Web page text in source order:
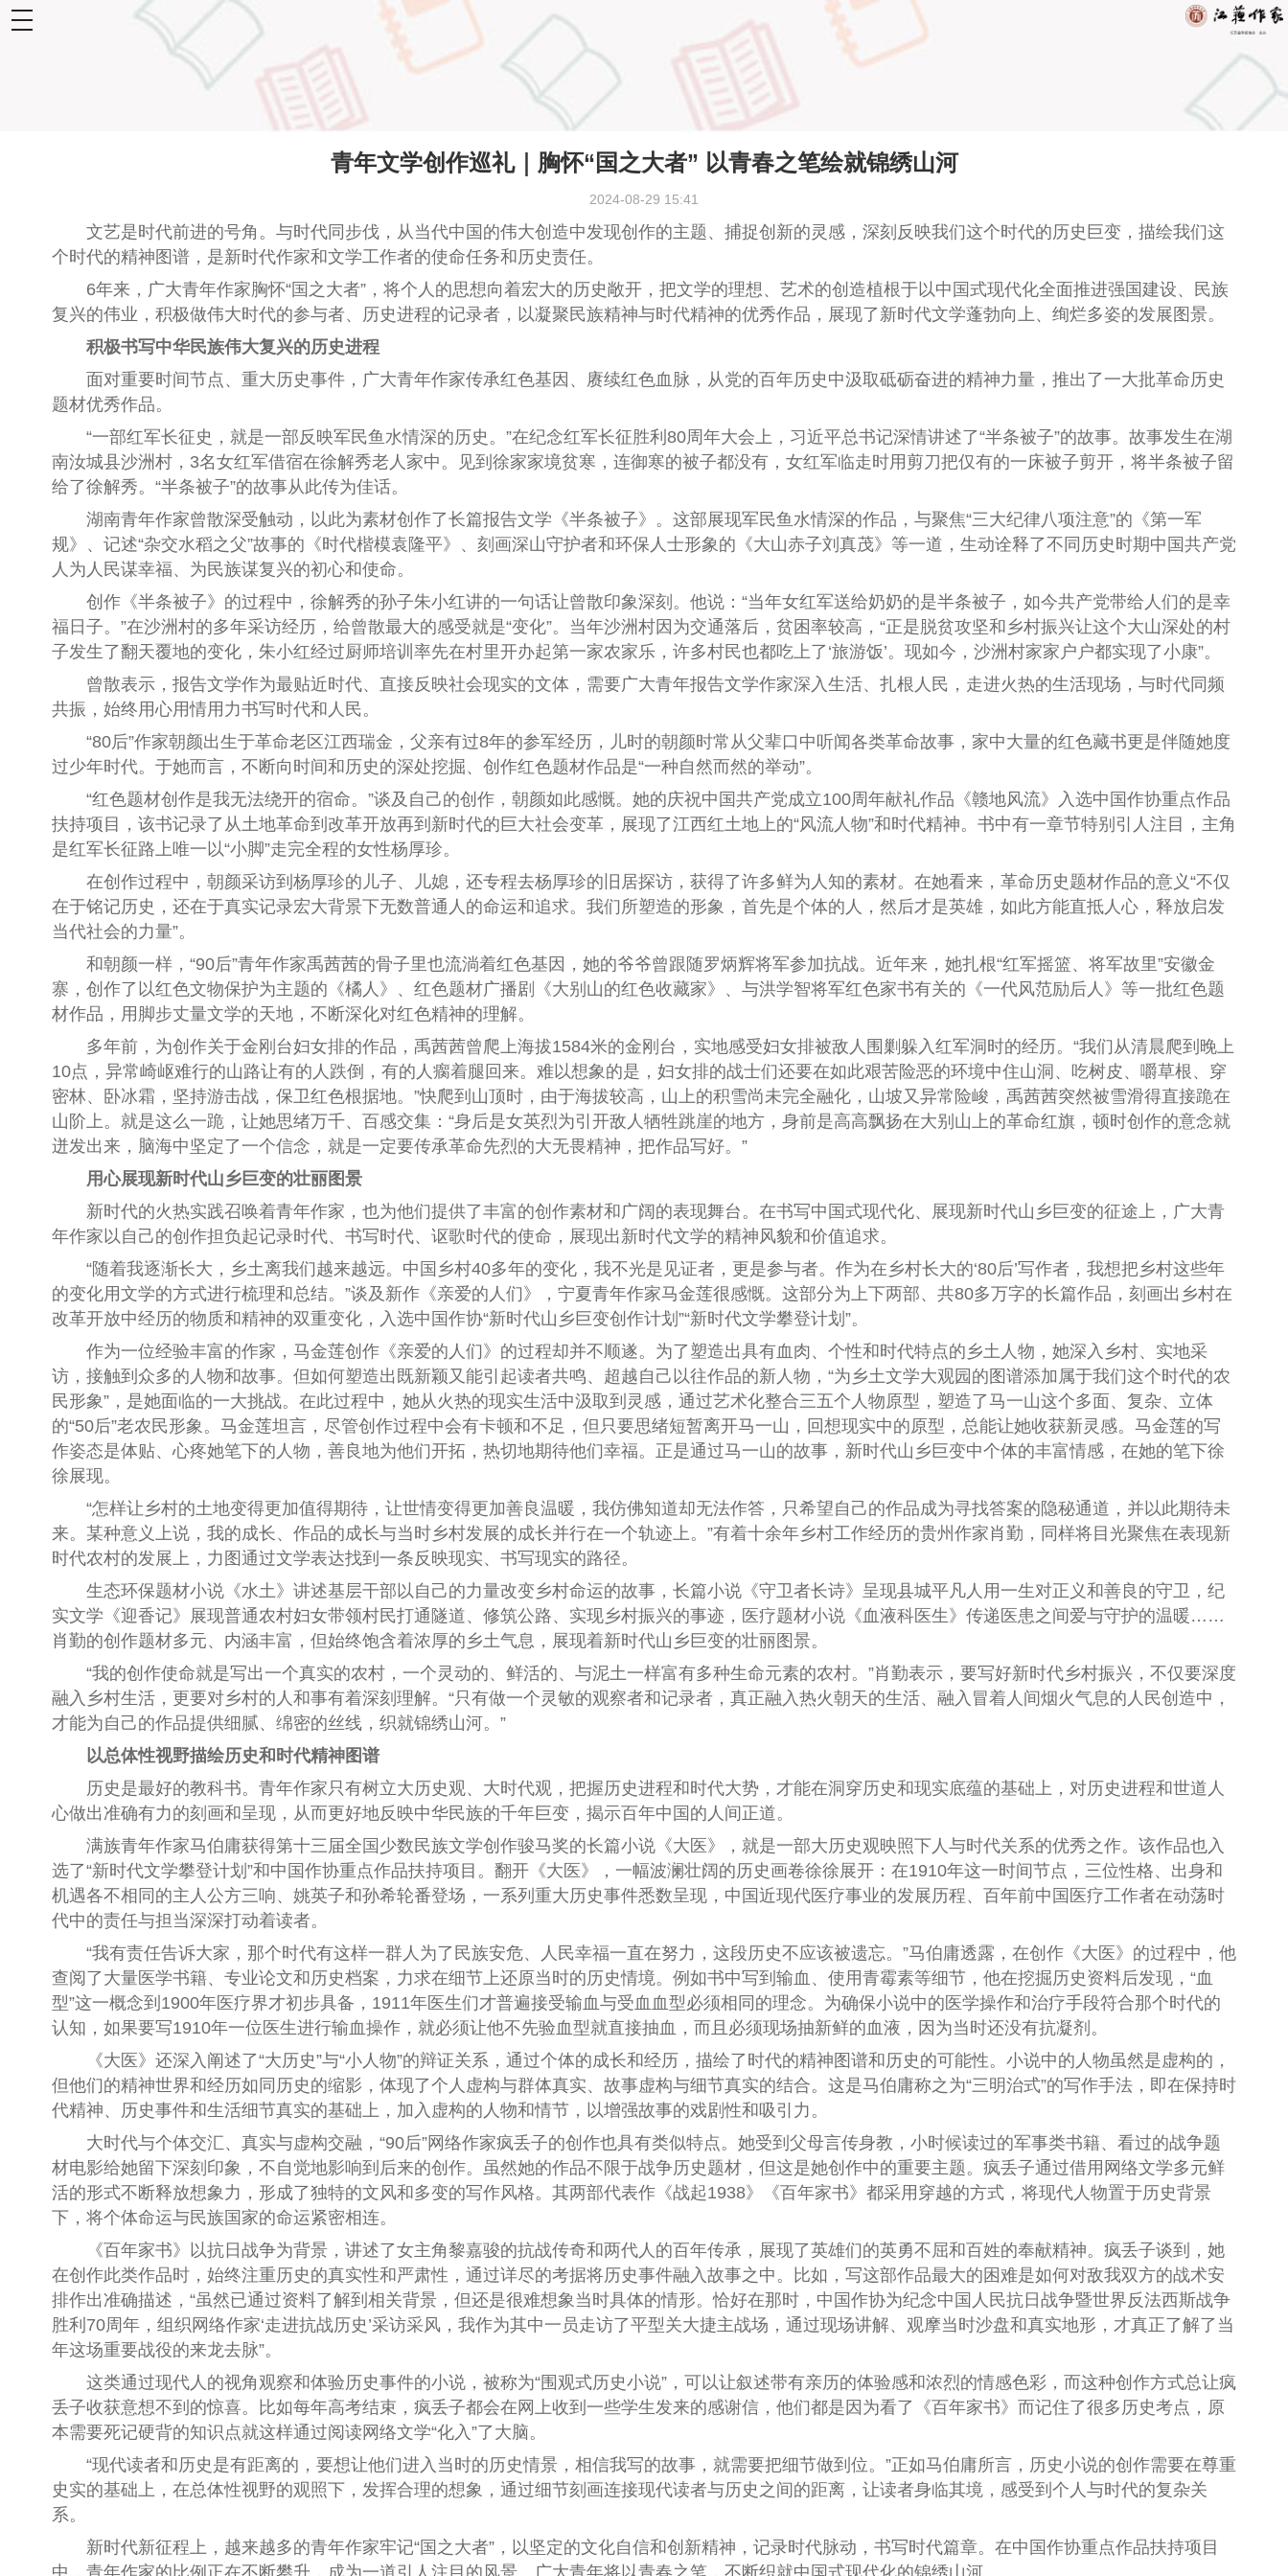
toggle
青年文学创作巡礼｜胸怀“国之大者” 以青春之笔绘就锦绣山河
2024-08-29 15:41
文艺是时代前进的号角。与时代同步伐，从当代中国的伟大创造中发现创作的主题、捕捉创新的灵感，深刻反映我们这个时代的历史巨变，描绘我们这
个时代的精神图谱，是新时代作家和文学工作者的使命任务和历史责任。
6年来，广大青年作家胸怀“国之大者”，将个人的思想向着宏大的历史敞开，把文学的理想、艺术的创造植根于以中国式现代化全面推进强国建设、民族
复兴的伟业，积极做伟大时代的参与者、历史进程的记录者，以凝聚民族精神与时代精神的优秀作品，展现了新时代文学蓬勃向上、绚烂多姿的发展图景。
积极书写中华民族伟大复兴的历史进程
面对重要时间节点、重大历史事件，广大青年作家传承红色基因、赓续红色血脉，从党的百年历史中汲取砥砺奋进的精神力量，推出了一大批革命历史
题材优秀作品。
“一部红军长征史，就是一部反映军民鱼水情深的历史。”在纪念红军长征胜利80周年大会上，习近平总书记深情讲述了“半条被子”的故事。故事发生在湖
南汝城县沙洲村，3名女红军借宿在徐解秀老人家中。见到徐家家境贫寒，连御寒的被子都没有，女红军临走时用剪刀把仅有的一床被子剪开，将半条被子留
给了徐解秀。“半条被子”的故事从此传为佳话。
湖南青年作家曾散深受触动，以此为素材创作了长篇报告文学《半条被子》。这部展现军民鱼水情深的作品，与聚焦“三大纪律八项注意”的《第一军
规》、记述“杂交水稻之父”故事的《时代楷模袁隆平》、刻画深山守护者和环保人士形象的《大山赤子刘真茂》等一道，生动诠释了不同历史时期中国共产党
人为人民谋幸福、为民族谋复兴的初心和使命。
创作《半条被子》的过程中，徐解秀的孙子朱小红讲的一句话让曾散印象深刻。他说：“当年女红军送给奶奶的是半条被子，如今共产党带给人们的是幸
福日子。”在沙洲村的多年采访经历，给曾散最大的感受就是“变化”。当年沙洲村因为交通落后，贫困率较高，“正是脱贫攻坚和乡村振兴让这个大山深处的村
子发生了翻天覆地的变化，朱小红经过厨师培训率先在村里开办起第一家农家乐，许多村民也都吃上了‘旅游饭’。现如今，沙洲村家家户户都实现了小康”。
曾散表示，报告文学作为最贴近时代、直接反映社会现实的文体，需要广大青年报告文学作家深入生活、扎根人民，走进火热的生活现场，与时代同频
共振，始终用心用情用力书写时代和人民。
“80后”作家朝颜出生于革命老区江西瑞金，父亲有过8年的参军经历，儿时的朝颜时常从父辈口中听闻各类革命故事，家中大量的红色藏书更是伴随她度
过少年时代。于她而言，不断向时间和历史的深处挖掘、创作红色题材作品是“一种自然而然的举动”。
“红色题材创作是我无法绕开的宿命。”谈及自己的创作，朝颜如此感慨。她的庆祝中国共产党成立100周年献礼作品《赣地风流》入选中国作协重点作品
扶持项目，该书记录了从土地革命到改革开放再到新时代的巨大社会变革，展现了江西红土地上的“风流人物”和时代精神。书中有一章节特别引人注目，主角
是红军长征路上唯一以“小脚”走完全程的女性杨厚珍。
在创作过程中，朝颜采访到杨厚珍的儿子、儿媳，还专程去杨厚珍的旧居探访，获得了许多鲜为人知的素材。在她看来，革命历史题材作品的意义“不仅
在于铭记历史，还在于真实记录宏大背景下无数普通人的命运和追求。我们所塑造的形象，首先是个体的人，然后才是英雄，如此方能直抵人心，释放启发
当代社会的力量”。
和朝颜一样，“90后”青年作家禹茜茜的骨子里也流淌着红色基因，她的爷爷曾跟随罗炳辉将军参加抗战。近年来，她扎根“红军摇篮、将军故里”安徽金
寨，创作了以红色文物保护为主题的《橘人》、红色题材广播剧《大别山的红色收藏家》、与洪学智将军红色家书有关的《一代风范励后人》等一批红色题
材作品，用脚步丈量文学的天地，不断深化对红色精神的理解。
多年前，为创作关于金刚台妇女排的作品，禹茜茜曾爬上海拔1584米的金刚台，实地感受妇女排被敌人围剿躲入红军洞时的经历。“我们从清晨爬到晚上
10点，异常崎岖难行的山路让有的人跌倒，有的人瘸着腿回来。难以想象的是，妇女排的战士们还要在如此艰苦险恶的环境中住山洞、吃树皮、嚼草根、穿
密林、卧冰霜，坚持游击战，保卫红色根据地。”快爬到山顶时，由于海拔较高，山上的积雪尚未完全融化，山坡又异常险峻，禹茜茜突然被雪滑得直接跪在
山阶上。就是这么一跪，让她思绪万千、百感交集：“身后是女英烈为引开敌人牺牲跳崖的地方，身前是高高飘扬在大别山上的革命红旗，顿时创作的意念就
迸发出来，脑海中坚定了一个信念，就是一定要传承革命先烈的大无畏精神，把作品写好。”
用心展现新时代山乡巨变的壮丽图景
新时代的火热实践召唤着青年作家，也为他们提供了丰富的创作素材和广阔的表现舞台。在书写中国式现代化、展现新时代山乡巨变的征途上，广大青
年作家以自己的创作担负起记录时代、书写时代、讴歌时代的使命，展现出新时代文学的精神风貌和价值追求。
“随着我逐渐长大，乡土离我们越来越远。中国乡村40多年的变化，我不光是见证者，更是参与者。作为在乡村长大的‘80后’写作者，我想把乡村这些年
的变化用文学的方式进行梳理和总结。”谈及新作《亲爱的人们》，宁夏青年作家马金莲很感慨。这部分为上下两部、共80多万字的长篇作品，刻画出乡村在
改革开放中经历的物质和精神的双重变化，入选中国作协“新时代山乡巨变创作计划”“新时代文学攀登计划”。
作为一位经验丰富的作家，马金莲创作《亲爱的人们》的过程却并不顺遂。为了塑造出具有血肉、个性和时代特点的乡土人物，她深入乡村、实地采
访，接触到众多的人物和故事。但如何塑造出既新颖又能引起读者共鸣、超越自己以往作品的新人物，“为乡土文学大观园的图谱添加属于我们这个时代的农
民形象”，是她面临的一大挑战。在此过程中，她从火热的现实生活中汲取到灵感，通过艺术化整合三五个人物原型，塑造了马一山这个多面、复杂、立体
的“50后”老农民形象。马金莲坦言，尽管创作过程中会有卡顿和不足，但只要思绪短暂离开马一山，回想现实中的原型，总能让她收获新灵感。马金莲的写
作姿态是体贴、心疼她笔下的人物，善良地为他们开拓，热切地期待他们幸福。正是通过马一山的故事，新时代山乡巨变中个体的丰富情感，在她的笔下徐
徐展现。
“怎样让乡村的土地变得更加值得期待，让世情变得更加善良温暖，我仿佛知道却无法作答，只希望自己的作品成为寻找答案的隐秘通道，并以此期待未
来。某种意义上说，我的成长、作品的成长与当时乡村发展的成长并行在一个轨迹上。”有着十余年乡村工作经历的贵州作家肖勤，同样将目光聚焦在表现新
时代农村的发展上，力图通过文学表达找到一条反映现实、书写现实的路径。
生态环保题材小说《水土》讲述基层干部以自己的力量改变乡村命运的故事，长篇小说《守卫者长诗》呈现县城平凡人用一生对正义和善良的守卫，纪
实文学《迎香记》展现普通农村妇女带领村民打通隧道、修筑公路、实现乡村振兴的事迹，医疗题材小说《血液科医生》传递医患之间爱与守护的温暖……
肖勤的创作题材多元、内涵丰富，但始终饱含着浓厚的乡土气息，展现着新时代山乡巨变的壮丽图景。
“我的创作使命就是写出一个真实的农村，一个灵动的、鲜活的、与泥土一样富有多种生命元素的农村。”肖勤表示，要写好新时代乡村振兴，不仅要深度
融入乡村生活，更要对乡村的人和事有着深刻理解。“只有做一个灵敏的观察者和记录者，真正融入热火朝天的生活、融入冒着人间烟火气息的人民创造中，
才能为自己的作品提供细腻、绵密的丝线，织就锦绣山河。”
以总体性视野描绘历史和时代精神图谱
历史是最好的教科书。青年作家只有树立大历史观、大时代观，把握历史进程和时代大势，才能在洞穿历史和现实底蕴的基础上，对历史进程和世道人
心做出准确有力的刻画和呈现，从而更好地反映中华民族的千年巨变，揭示百年中国的人间正道。
满族青年作家马伯庸获得第十三届全国少数民族文学创作骏马奖的长篇小说《大医》，就是一部大历史观映照下人与时代关系的优秀之作。该作品也入
选了“新时代文学攀登计划”和中国作协重点作品扶持项目。翻开《大医》，一幅波澜壮阔的历史画卷徐徐展开：在1910年这一时间节点，三位性格、出身和
机遇各不相同的主人公方三响、姚英子和孙希轮番登场，一系列重大历史事件悉数呈现，中国近现代医疗事业的发展历程、百年前中国医疗工作者在动荡时
代中的责任与担当深深打动着读者。
“我有责任告诉大家，那个时代有这样一群人为了民族安危、人民幸福一直在努力，这段历史不应该被遗忘。”马伯庸透露，在创作《大医》的过程中，他
查阅了大量医学书籍、专业论文和历史档案，力求在细节上还原当时的历史情境。例如书中写到输血、使用青霉素等细节，他在挖掘历史资料后发现，“血
型”这一概念到1900年医疗界才初步具备，1911年医生们才普遍接受输血与受血血型必须相同的理念。为确保小说中的医学操作和治疗手段符合那个时代的
认知，如果要写1910年一位医生进行输血操作，就必须让他不先验血型就直接抽血，而且必须现场抽新鲜的血液，因为当时还没有抗凝剂。
《大医》还深入阐述了“大历史”与“小人物”的辩证关系，通过个体的成长和经历，描绘了时代的精神图谱和历史的可能性。小说中的人物虽然是虚构的，
但他们的精神世界和经历如同历史的缩影，体现了个人虚构与群体真实、故事虚构与细节真实的结合。这是马伯庸称之为“三明治式”的写作手法，即在保持时
代精神、历史事件和生活细节真实的基础上，加入虚构的人物和情节，以增强故事的戏剧性和吸引力。
大时代与个体交汇、真实与虚构交融，“90后”网络作家疯丢子的创作也具有类似特点。她受到父母言传身教，小时候读过的军事类书籍、看过的战争题
材电影给她留下深刻印象，不自觉地影响到后来的创作。虽然她的作品不限于战争历史题材，但这是她创作中的重要主题。疯丢子通过借用网络文学多元鲜
活的形式不断释放想象力，形成了独特的文风和多变的写作风格。其两部代表作《战起1938》《百年家书》都采用穿越的方式，将现代人物置于历史背景
下，将个体命运与民族国家的命运紧密相连。
《百年家书》以抗日战争为背景，讲述了女主角黎嘉骏的抗战传奇和两代人的百年传承，展现了英雄们的英勇不屈和百姓的奉献精神。疯丢子谈到，她
在创作此类作品时，始终注重历史的真实性和严肃性，通过详尽的考据将历史事件融入故事之中。比如，写这部作品最大的困难是如何对敌我双方的战术安
排作出准确描述，“虽然已通过资料了解到相关背景，但还是很难想象当时具体的情形。恰好在那时，中国作协为纪念中国人民抗日战争暨世界反法西斯战争
胜利70周年，组织网络作家‘走进抗战历史’采访采风，我作为其中一员走访了平型关大捷主战场，通过现场讲解、观摩当时沙盘和真实地形，才真正了解了当
年这场重要战役的来龙去脉”。
这类通过现代人的视角观察和体验历史事件的小说，被称为“围观式历史小说”，可以让叙述带有亲历的体验感和浓烈的情感色彩，而这种创作方式总让疯
丢子收获意想不到的惊喜。比如每年高考结束，疯丢子都会在网上收到一些学生发来的感谢信，他们都是因为看了《百年家书》而记住了很多历史考点，原
本需要死记硬背的知识点就这样通过阅读网络文学“化入”了大脑。
“现代读者和历史是有距离的，要想让他们进入当时的历史情景，相信我写的故事，就需要把细节做到位。”正如马伯庸所言，历史小说的创作需要在尊重
史实的基础上，在总体性视野的观照下，发挥合理的想象，通过细节刻画连接现代读者与历史之间的距离，让读者身临其境，感受到个人与时代的复杂关
系。
新时代新征程上，越来越多的青年作家牢记“国之大者”，以坚定的文化自信和创新精神，记录时代脉动，书写时代篇章。在中国作协重点作品扶持项目
中，青年作家的比例正在不断攀升，成为一道引人注目的风景。广大青年将以青春之笔，不断织就中国式现代化的锦绣山河。